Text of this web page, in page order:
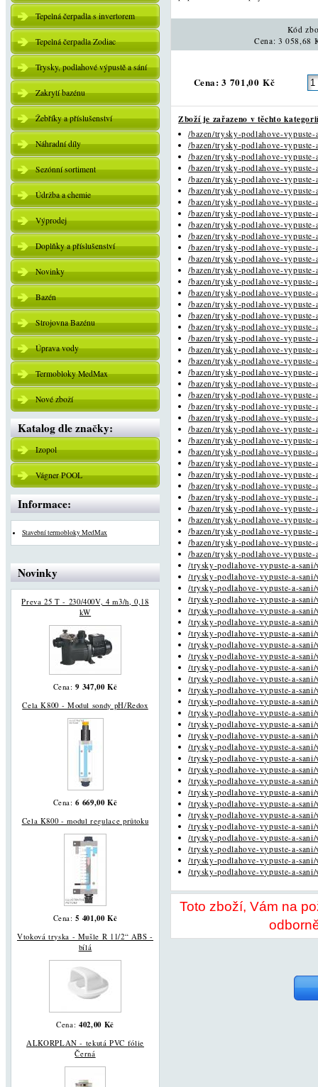
Tepelná čerpadla s invertorem
Tepelná čerpadla Zodiac
Trysky, podlahové výpustě a sání
Zakrytí bazénu
Žebříky a příslušenství
Náhradní díly
Sezónní sortiment
Údržba a chemie
Výprodej
Doplňky a příslušenství
Novinky
Bazén
Strojovna Bazénu
Úprava vody
Termobloky MedMax
Nové zboží
Katalog dle značky:
Izopol
Vágner POOL
Informace:
Stavební termobloky MedMax
Novinky
Preva 25 T - 230/400V, 4 m3/h, 0,18
kW
Cena:9 347,00 Kč
Cela K800 - Modul sondy pH/Redox
Cena:6 669,00 Kč
Cela K800 - modul regulace průtoku
Cena:5 401,00 Kč
Vtoková tryska - Mušle R 11/2“ ABS -
bílá
Cena:402,00 Kč
ALKORPLAN - tekutá PVC fólie
Černá
Kód
Cena: 3 058,68
Cena: 3 701,00 Kč
Zboží je zařazeno v těchto
/bazen/trysky-podlahove-vypuste-
/bazen/trysky-podlahove-vypuste-
/bazen/trysky-podlahove-vypuste-
/bazen/trysky-podlahove-vypuste-
/bazen/trysky-podlahove-vypuste-
/bazen/trysky-podlahove-vypuste-
/bazen/trysky-podlahove-vypuste-
/bazen/trysky-podlahove-vypuste-
/bazen/trysky-podlahove-vypuste-
/bazen/trysky-podlahove-vypuste-
/bazen/trysky-podlahove-vypuste-
/bazen/trysky-podlahove-vypuste-
/bazen/trysky-podlahove-vypuste-
/bazen/trysky-podlahove-vypuste-
/bazen/trysky-podlahove-vypuste-
/bazen/trysky-podlahove-vypuste-
/bazen/trysky-podlahove-vypuste-
/bazen/trysky-podlahove-vypuste-
/bazen/trysky-podlahove-vypuste-
/bazen/trysky-podlahove-vypuste-
/bazen/trysky-podlahove-vypuste-
/bazen/trysky-podlahove-vypuste-
/bazen/trysky-podlahove-vypuste-
/bazen/trysky-podlahove-vypuste-
/bazen/trysky-podlahove-vypuste-
/bazen/trysky-podlahove-vypuste-
/bazen/trysky-podlahove-vypuste-
/bazen/trysky-podlahove-vypuste-
/bazen/trysky-podlahove-vypuste-
/bazen/trysky-podlahove-vypuste-
/bazen/trysky-podlahove-vypuste-
/bazen/trysky-podlahove-vypuste-
/bazen/trysky-podlahove-vypuste-
/bazen/trysky-podlahove-vypuste-
/bazen/trysky-podlahove-vypuste-
/bazen/trysky-podlahove-vypuste-
/bazen/trysky-podlahove-vypuste-
/bazen/trysky-podlahove-vypuste-
/trysky-podlahove-vypuste-a-sani/
/trysky-podlahove-vypuste-a-sani/
/trysky-podlahove-vypuste-a-sani/
/trysky-podlahove-vypuste-a-sani/
/trysky-podlahove-vypuste-a-sani/
/trysky-podlahove-vypuste-a-sani/
/trysky-podlahove-vypuste-a-sani/
/trysky-podlahove-vypuste-a-sani/
/trysky-podlahove-vypuste-a-sani/
/trysky-podlahove-vypuste-a-sani/
/trysky-podlahove-vypuste-a-sani/
/trysky-podlahove-vypuste-a-sani/
/trysky-podlahove-vypuste-a-sani/
/trysky-podlahove-vypuste-a-sani/
/trysky-podlahove-vypuste-a-sani/
/trysky-podlahove-vypuste-a-sani/
/trysky-podlahove-vypuste-a-sani/
/trysky-podlahove-vypuste-a-sani/
/trysky-podlahove-vypuste-a-sani/
/trysky-podlahove-vypuste-a-sani/
/trysky-podlahove-vypuste-a-sani/
/trysky-podlahove-vypuste-a-sani/
/trysky-podlahove-vypuste-a-sani/
/trysky-podlahove-vypuste-a-sani/
/trysky-podlahove-vypuste-a-sani/
/trysky-podlahove-vypuste-a-sani/
/trysky-podlahove-vypuste-a-sani/
/trysky-podlahove-vypuste-a-sani/
Toto zboží, Vám na